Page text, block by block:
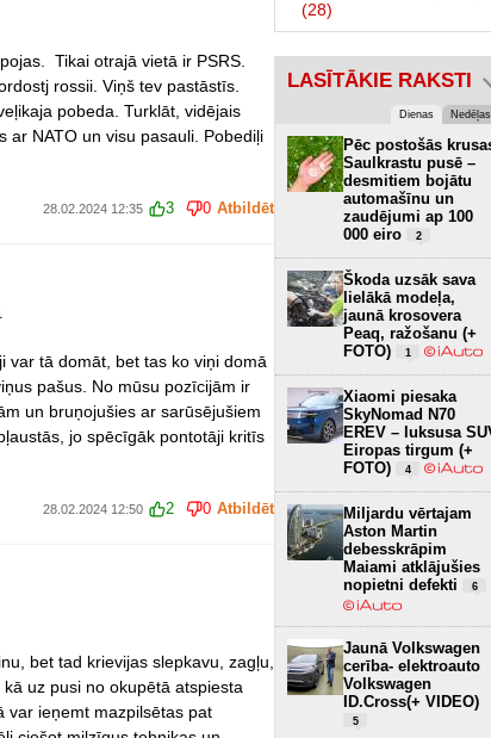
Tikai otrajā vietā ir PSRS.
rossii. Viņš tev pastāstīs.
pobeda. Turklāt, vidējais
ar NATO un visu pasauli. Pobediļi
28.02.2024 12:35 3 0 Atbildēt
var tā domāt, bet tas ko viņi domā
pašus. No mūsu pozīcijām ir
un bruņojušies ar sarūsējušiem
jo spēcīgāk pontotāji kritīs
28.02.2024 12:50 2 0 Atbildēt
bet tad krievijas slepkavu, zagļu,
uz pusi no okupētā atspiesta
var ieņemt mazpilsētas pat
(28)
LASĪTĀKIE RAKSTI
Dienas Nedēļas
Pēc postošās
Saulkrastu pusē –
desmitiem bojātu
automašīnu un
zaudējumi ap 100
000 eiro
2
Škoda uzsāk sava
lielākā modeļa,
jaunā krosovera
Peaq, ražošanu (+
FOTO)
1
Xiaomi piesaka
SkyNomad N70
EREV – luksusa
Eiropas tirgum (+
FOTO)
4
Miljardu vērtajam
Aston Martin
debesskrāpim
Maiami atklājušies
nopietni defekti
6
Jaunā Volkswagen
cerība- elektroauto
Volkswagen
ID.Cross(+ VIDEO)
5